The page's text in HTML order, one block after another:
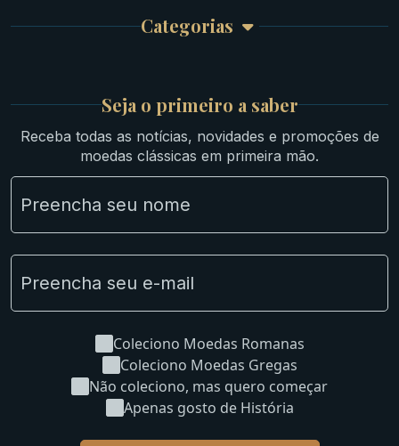
Atendimento
Categorias
Ouro
Ibéricas
Lotes Grandes
Material Numismático
NGC e NNC Encapsuladas
Novidades
Seja o primeiro a saber
Receba todas as notícias, novidades e promoções de
moedas clássicas em primeira mão.
Coleciono Moedas Romanas
Coleciono Moedas Gregas
Não coleciono, mas quero começar
Apenas gosto de História